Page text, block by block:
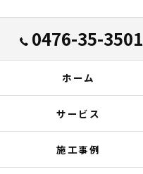
0476-35-3501
ホーム
サービス
施工事例